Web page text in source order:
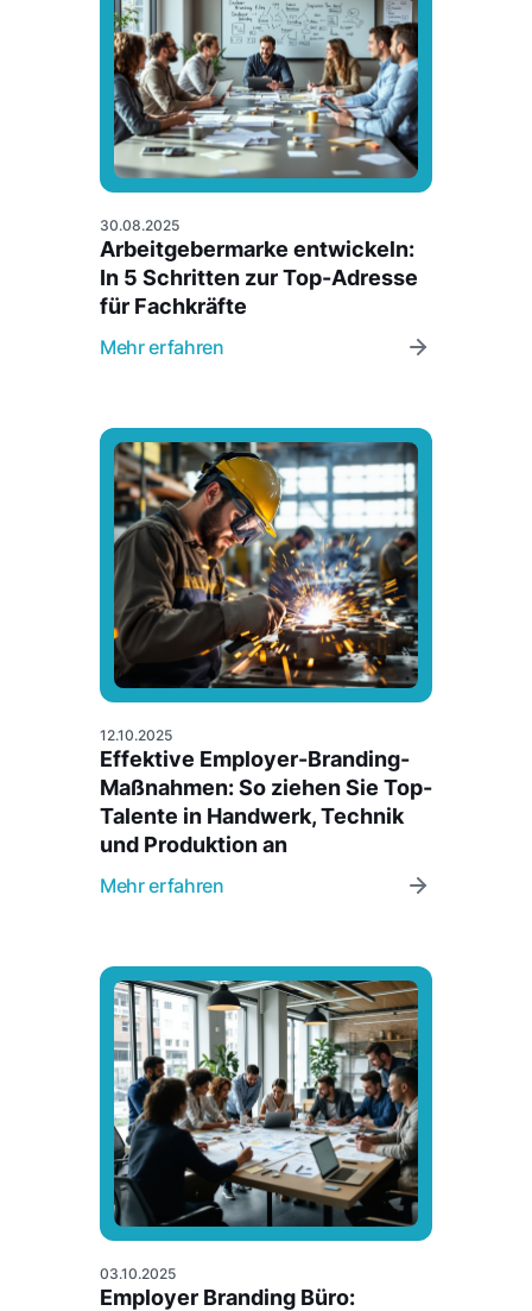
30.08.2025
Arbeitgebermarke entwickeln:
In 5 Schritten zur Top-Adresse
für Fachkräfte
Mehr erfahren
12.10.2025
Effektive Employer-Branding-
Maßnahmen: So ziehen Sie Top-
Talente in Handwerk, Technik
und Produktion an
Mehr erfahren
03.10.2025
Employer Branding Büro: